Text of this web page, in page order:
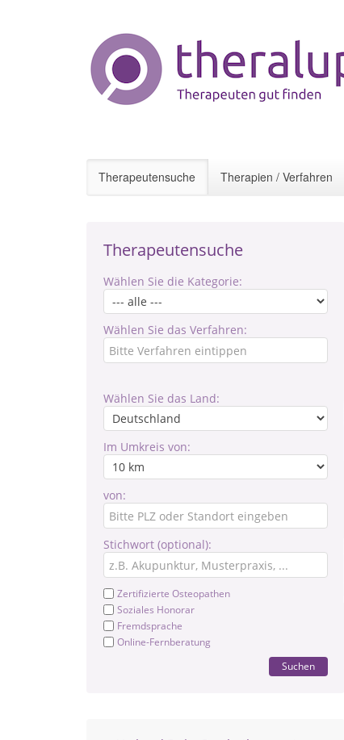
Therapeutensuche Therapien / Verfahren
Therapeutensuche
Wählen Sie die Kategorie:
Wählen Sie das Verfahren:
Wählen Sie das Land:
Im Umkreis von:
von:
Stichwort (optional):
Zertifizierte Osteopathen
Soziales Honorar
Fremdsprache
Online-Fernberatung
Suchen